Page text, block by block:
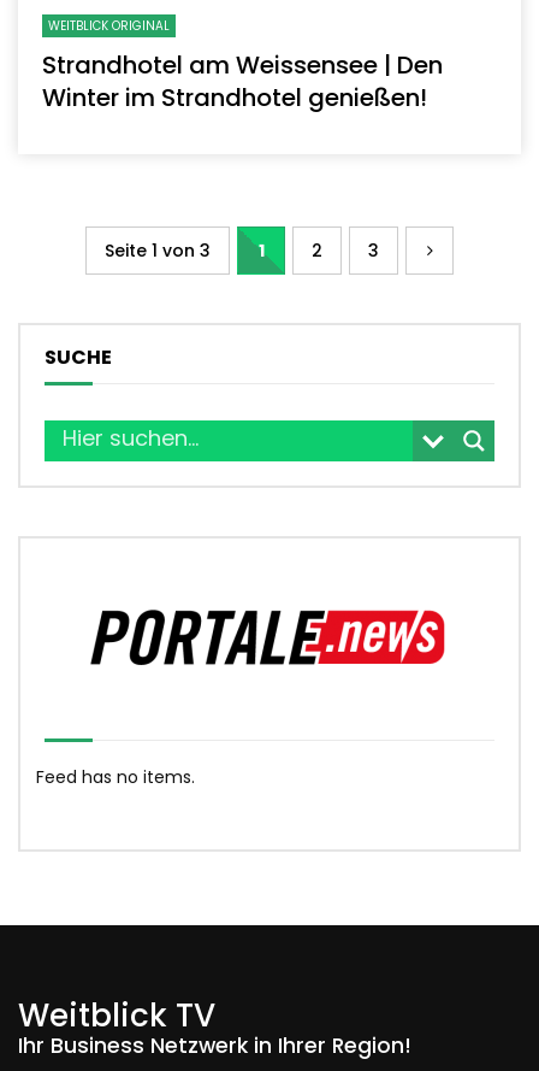
WEITBLICK ORIGINAL
Strandhotel am Weissensee | Den
Winter im Strandhotel genießen!
Seite 1 von 3 1 2 3
SUCHE
Feed has no items.
Weitblick TV
Ihr Business Netzwerk in Ihrer Region!